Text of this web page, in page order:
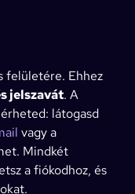
felületére. Ehhez
jelszavát. A
látogasd
vagy a
Mindkét
a fiókodhoz, és